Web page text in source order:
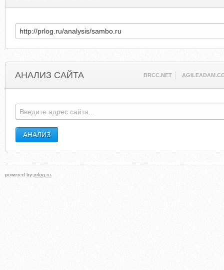
АНАЛИЗ САЙТА BRCC.NET
powered by prlog.ru